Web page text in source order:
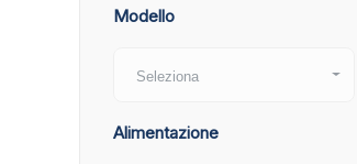
Modello
Seleziona
Alimentazione